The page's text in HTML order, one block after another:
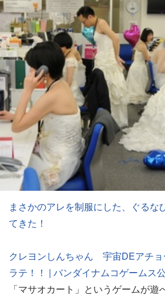
まさかのアレを制服にした、ぐるな
てきた！
クレヨンしんちゃん 宇宙DEアチョ
ラテ！！ | バンダイナムコゲームス
「マサオカート」というゲームが遊